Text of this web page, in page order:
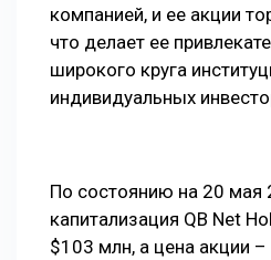
компанией, и ее акции
что делает ее
широкого круга
индивидуальных
По состоянию на 20 мая
капитализация QB Net
$103 млн, а цена акции